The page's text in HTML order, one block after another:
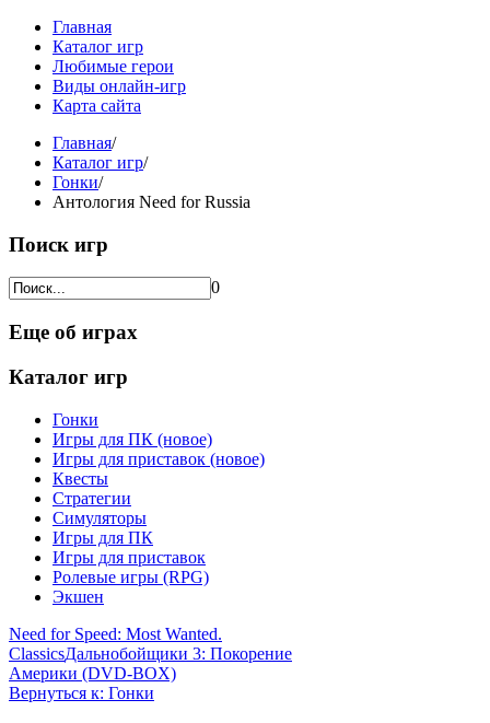
Главная
Каталог игр
Любимые герои
Виды онлайн-игр
Карта сайта
Главная/
Каталог игр/
Гонки/
Антология Need for Russia
Поиск игр
0
Еще об играх
Каталог игр
Гонки
Игры для ПК (новое)
Игры для приставок (новое)
Квесты
Стратегии
Симуляторы
Игры для ПК
Игры для приставок
Ролевые игры (RPG)
Экшен
Need for Speed: Most Wanted.
ClassicsДальнобойщики 3: Покорение
Америки (DVD-BOX)
Вернуться к: Гонки